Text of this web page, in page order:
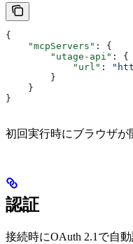
{
    "mcpServers"
: {
        "utage-api"
: {
            "url"
:
        }
    }
}
初回実行時にブラウザが
認証
接続時にOAuth 2.1で自動